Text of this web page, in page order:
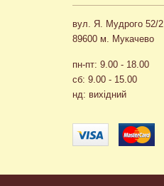
вул. Я. Мудрого 52/2
89600 м. Мукачево
пн-пт: 9.00 - 18.00
сб: 9.00 - 15.00
нд: вихідний